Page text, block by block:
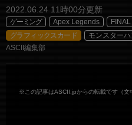
2022.06.24 11時00分更新
ゲーミング Apex Legends
グラフィックスカード
モンスター
ASCII編集部
※この記事はASCII.jpからの転載です（文